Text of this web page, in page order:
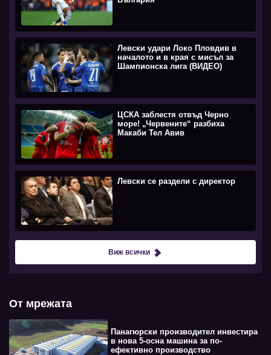
Левски удари Локо Пловдив в
началото и в края с мисъл за
Шампионска лига (ВИДЕО)
ЦСКА заблестя отвъд Черно
море! „Червените“ разбиха
Макаби Тел Авив
Левски се раздели с директор
Виж всички
От мрежата
Панагюрски производител инвестира
в нова 5-осна машина за по-
ефективно производство